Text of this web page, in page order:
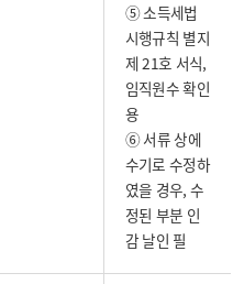
⑤ 소득세법
시행규칙 별지
제 21호 서식,
임직원수 확인
용
⑥ 서류 상에
수기로 수정하
였을 경우, 수
정된 부분 인
감 날인 필